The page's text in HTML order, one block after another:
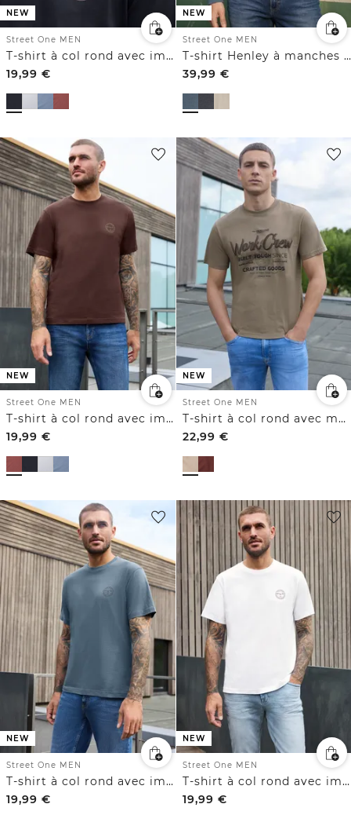
NEW
Street One MEN
T-shirt à col rond avec imprimé sur la poitrine
19,99 €
NEW
Street One MEN
T-shirt Henley à manches longues, effet chiné
39,99 €
NEW
Street One MEN
T-shirt à col rond avec imprimé sur la poitrine
19,99 €
NEW
Street One MEN
T-shirt à col rond avec motif typographique
22,99 €
NEW
Street One MEN
T-shirt à col rond avec imprimé sur la poitrine
19,99 €
NEW
Street One MEN
T-shirt à col rond avec imprimé sur la poitrine
19,99 €